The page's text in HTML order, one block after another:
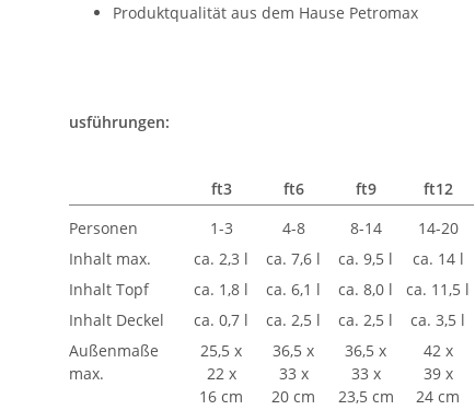
Produktqualität aus dem Hause Petromax
usführungen:
ft3 ft6 ft9
ft12
Personen
1-3 4-8 8-14
14-20
Inhalt max.
ca. 2,3 l ca. 7,6 l ca. 9,5 l
ca. 14 l
Inhalt Topf
ca. 1,8 l ca. 6,1 l ca. 8,0 l
ca. 11,5 l
Inhalt Deckel
ca. 0,7 l ca. 2,5 l ca. 2,5 l
ca. 3,5 l
Außenmaße
max.
25,5 x
22 x
16 cm
36,5 x
33 x
20 cm
36,5 x
33 x
23,5 cm
42 x
39 x
24 cm